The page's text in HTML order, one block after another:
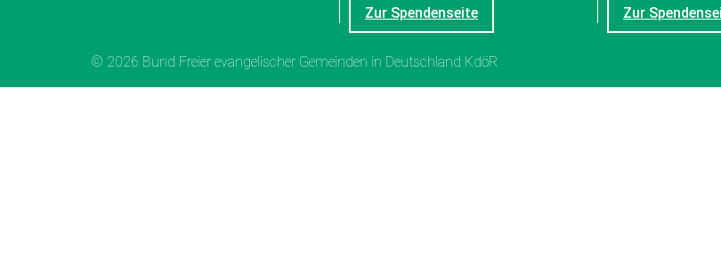
Zur Spendenseite Zur
© 2026 Bund Freier evangelischer Gemeinden in Deutschland KdöR